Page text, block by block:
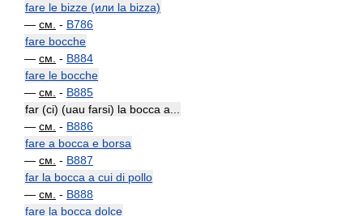
fare le bizze (или la bizza)
— см. - B786
fare bocche
— см. - B884
fare le bocche
— см. - B885
far (ci) (uau farsi) la bocca a...
— см. - B886
fare a bocca e borsa
— см. - B887
far la bocca a cui di pollo
— см. - B888
fare la bocca dolce